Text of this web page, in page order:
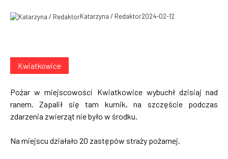
Katarzyna / Redaktor2024-02-12
Kwiatkowice
Pożar w miejscowości Kwiatkowice wybuchł dzisiaj nad
ranem. Zapalił się tam kurnik, na szczęście podczas
zdarzenia zwierząt nie było w środku.
Na miejscu działało 20 zastępów straży pożarnej.